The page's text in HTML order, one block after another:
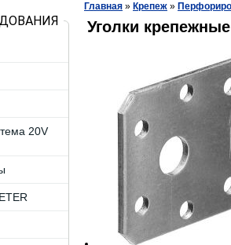
20V
Главная » Крепеж »
Уголки